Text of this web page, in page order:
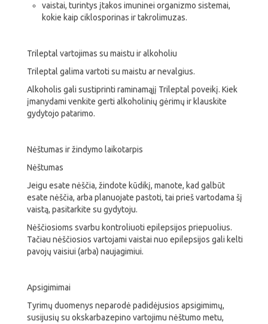
vaistai, turintys įtakos imuninei organizmo sistemai,
kokie kaip ciklosporinas ir takrolimuzas.
Trileptal vartojimas su maistu ir alkoholiu
Trileptal galima vartoti su maistu ar nevalgius.
Alkoholis gali sustiprinti raminamąjį Trileptal poveikį. Kiek
įmanydami venkite gerti alkoholinių gėrimų ir klauskite
gydytojo patarimo.
Nėštumas ir žindymo laikotarpis
Nėštumas
Jeigu esate nėščia, žindote kūdikį, manote, kad galbūt
esate nėščia, arba planuojate pastoti, tai prieš vartodama šį
vaistą, pasitarkite su gydytoju.
Nėščiosioms svarbu kontroliuoti epilepsijos priepuolius.
Tačiau nėščiosios vartojami vaistai nuo epilepsijos gali kelti
pavojų vaisiui (arba) naujagimiui.
Apsigimimai
Tyrimų duomenys neparodė padidėjusios apsigimimų,
susijusių su okskarbazepino vartojimu nėštumo metu,